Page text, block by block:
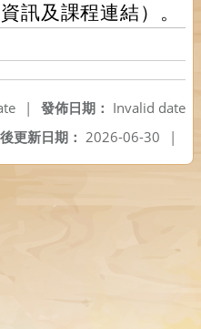
資訊及課程連結）。
發佈日期： Invalid date
|
更新日期： 2026-06-30 |